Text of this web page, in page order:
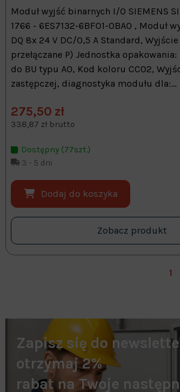
Moduł wyjść binarnych I/O SIEMENS
1766 - 6ES7132-6BF01-0BA0 , Moduł
DQ 8x 24 V DC/0,5 A Standard, Wyjście
przełączane P) Jednostka
do BU typu A0, Kod koloru CC02,
zastępczej, diagnostyka modułu dla:...
275,50 zł
338,87 zł brutto
Dostępny (77szt.)
3 - 5 dni
Dodaj do koszyka
Zobacz produkt
1
Zapisz się do
otrzymaj 2%
rabat na Twoje